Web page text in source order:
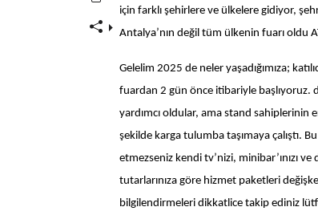
için farklı şehirlere ve ülkelere gidiyor,
Antalya’nın değil tüm ülkenin fuarı oldu
Gelelim 2025 de neler yaşadığımıza;
fuardan 2 gün önce itibariyle başlıyoruz.
yardımcı oldular, ama stand sahiplerinin
şekilde karga tulumba taşımaya çalıştı.
etmezseniz kendi tv’nizi, minibar’ınızı
tutarlarınıza göre hizmet paketleri
bilgilendirmeleri dikkatlice takip ediniz